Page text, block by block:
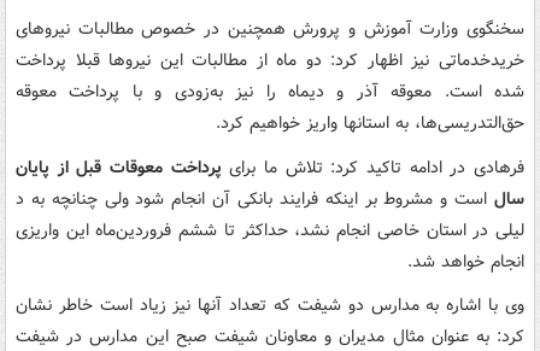
سخنگوی وزارت آموزش و پرورش همچنین در خصوص مطالبات نیروهای
خریدخدماتی نیز اظهار کرد: دو ماه از مطالبات این نیروها قبلا پرداخت
شده است. معوقه آذر و دیماه را نیز به‌زودی و با پرداخت معوقه
حق‌التدریسی‌ها، به استانها واریز خواهیم کرد.
فرهادی در ادامه تاکید کرد: تلاش ما برایپرداخت معوقات قبل از پایان
سال است و مشروط بر اینکه فرایند بانکی آن انجام شود ولی چنانچه به د
لیلی در استان خاصی انجام نشد، حداکثر تا ششم فروردین‌ماه این واریزی
انجام خواهد شد.
وی با اشاره به مدارس دو شیفت که تعداد آنها نیز زیاد است خاطر نشان
کرد: به عنوان مثال مدیران و معاونان شیفت صبح این مدارس در شیفت